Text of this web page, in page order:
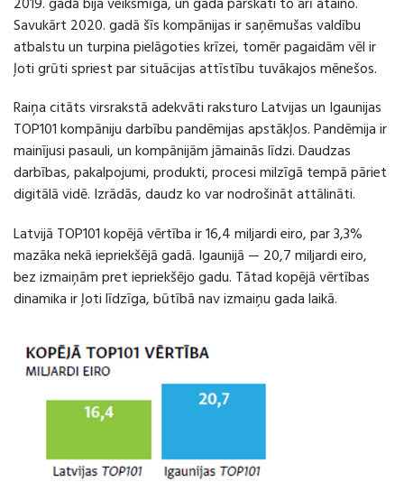
Savukārt 2020. gadā šīs kompānijas ir saņēmušas valdību
atbalstu un turpina pielāgoties krīzei, tomēr pagaidām vēl ir
ļoti grūti spriest par situācijas attīstību tuvākajos mēnešos.
Raiņa citāts virsrakstā adekvāti raksturo Latvijas un Igaunijas
TOP101 kompāniju darbību pandēmijas apstākļos. Pandēmija ir
mainījusi pasauli, un kompānijām jāmainās līdzi. Daudzas
darbības, pakalpojumi, produkti, procesi milzīgā tempā pāriet
digitālā vidē. Izrādās, daudz ko var nodrošināt attālināti.
Latvijā TOP101 kopējā vērtība ir 16,4 miljardi eiro, par 3,3%
mazāka nekā iepriekšējā gadā. Igaunijā — 20,7 miljardi eiro,
bez izmaiņām pret iepriekšējo gadu. Tātad kopējā vērtības
dinamika ir ļoti līdzīga, būtībā nav izmaiņu gada laikā.